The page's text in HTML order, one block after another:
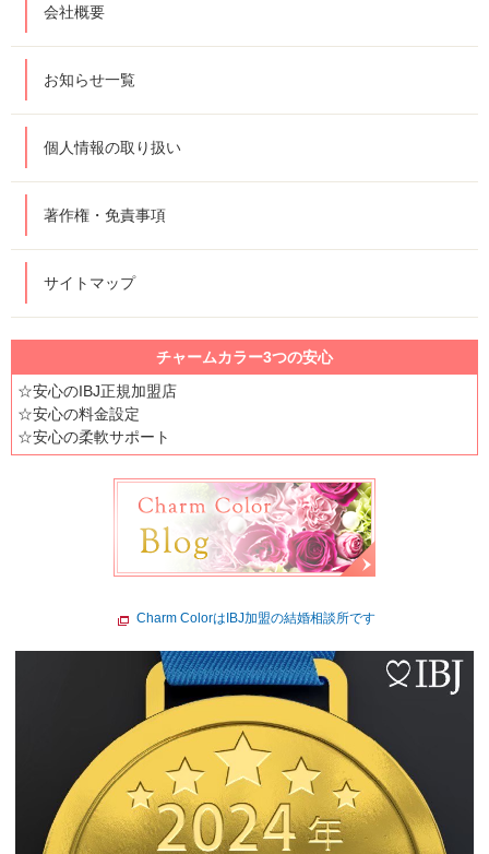
会社概要
お知らせ一覧
個人情報の取り扱い
著作権・免責事項
サイトマップ
チャームカラー3つの安心
☆安心のIBJ正規加盟店
☆安心の料金設定
☆安心の柔軟サポート
Charm ColorはIBJ加盟の結婚相談所です